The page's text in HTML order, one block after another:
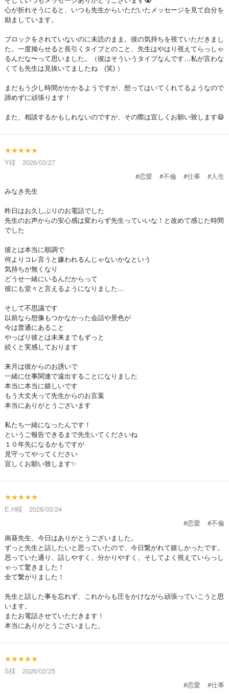
心が折れそうにると、いつも先生からいただいたメッセージを見て自分を
励ましています。
ブロックをされていないのに未読のまま。彼の気持ちを視ていただきまし
た。一度拗らせると長引くタイプとのこと、先生はやはり視えてらっしゃ
るんだな〜って思いました。（彼はそういうタイプなんです…私が言わな
くても先生は見抜いてましたね (笑) ）
まだもう少し時間がかかるようですが、想ってはいてくれてるようなので
諦めずに頑張ります！
また、相談するかもしれないのですが、その際は宜しくお願い致します😆
★★★★★
Y様 2026/03/27
#恋愛
#不倫 #仕事
#人生
みなき先生
昨日はお久しぶりのお電話でした
先生のお声からの安心感は変わらず先生っていいな！と改めて感じた時間
でした
彼とは本当に順調で
何よりコレ言うと嫌われるんじゃないかなという
気持ちが無くなり
どうせ一緒にいるんだからって
彼にも堂々と言えるようになりました…
そして不思議です
以前なら想像もつかなかった会話や景色が
今は普通にあること
やっぱり彼とは未来までもずっと
続くと実感しております
来月は彼からのお誘いで
一緒に仕事関連で遠出することになりました
本当に本当に嬉しいです
もう大丈夫って先生からのお言葉
本当にありがとうございます
私たち一緒になったんです！
というご報告できるまで先生いてくださいね
１０年先になるかもですが
見守ってやってください
宜しくお願い致します✨
★★★★★
E.H様 2026/03/24
#恋愛
#不倫
南葵先生、今日はありがとうございました。
ずっと先生と話したいと思っていたので、今日繋がれて嬉しかったです。
思っていた通り、話しやすく、分かりやすく、そしてよく視えていらっし
ゃって驚きました！
全て繋がりました！
先生と話した事を忘れず、これからも圧をかけながら頑張っていこうと思
います。
またお電話させていただきます！
本当にありがとうございました。
★★★★★
S様 2026/02/25
#恋愛
#仕事